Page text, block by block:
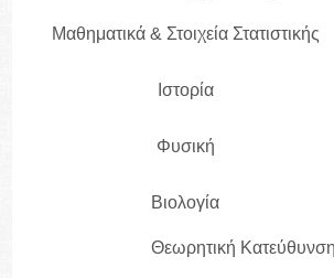
Μαθηματικά & Στοιχεία Στατιστικής
Ιστορία
Φυσική
Βιολογία
Θεωρητική Κατεύθυνση